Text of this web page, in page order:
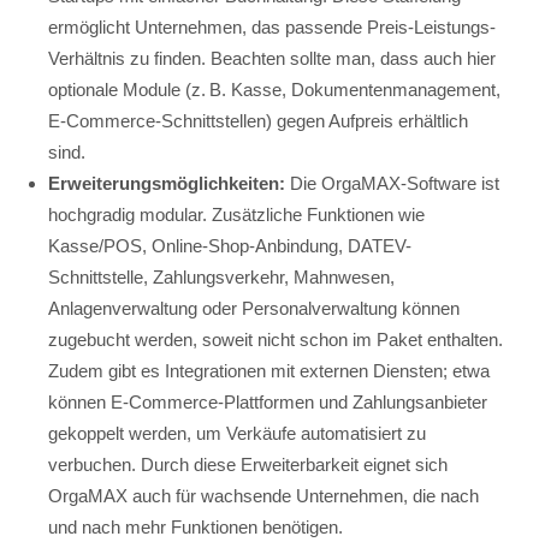
ermöglicht Unternehmen, das passende Preis-Leistungs-
Verhältnis zu finden. Beachten sollte man, dass auch hier
optionale Module (z. B. Kasse, Dokumentenmanagement,
E-Commerce-Schnittstellen) gegen Aufpreis erhältlich
sind.
Erweiterungsmöglichkeiten: Die OrgaMAX-Software ist
hochgradig modular. Zusätzliche Funktionen wie
Kasse/POS, Online-Shop-Anbindung, DATEV-
Schnittstelle, Zahlungsverkehr, Mahnwesen,
Anlagenverwaltung oder Personalverwaltung können
zugebucht werden, soweit nicht schon im Paket enthalten.
Zudem gibt es Integrationen mit externen Diensten; etwa
können E-Commerce-Plattformen und Zahlungsanbieter
gekoppelt werden, um Verkäufe automatisiert zu
verbuchen. Durch diese Erweiterbarkeit eignet sich
OrgaMAX auch für wachsende Unternehmen, die nach
und nach mehr Funktionen benötigen.